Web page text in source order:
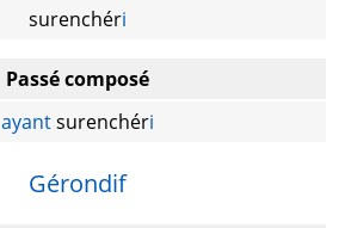
surenchéri
Passé composé
ayantsurenchéri
Gérondif